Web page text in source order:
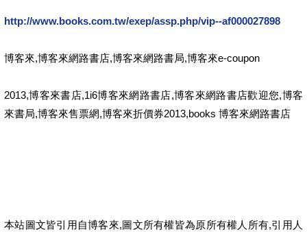
http://www.books.com.tw/exep/assp.php/vip--af000027898
博客來,博客來網路書店,博客來網路書局,博客來e-coupon
2013,博客來書店,1i6博客來網路書店,博客來網路書店歡迎您,博客
來書局,博客來售票網,博客來折價券2013,books 博客來網路書店
本站圖文皆引用自博客來,圖文所有權皆為原所有權人所有,引用人